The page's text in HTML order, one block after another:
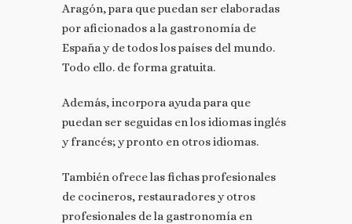
Aragón, para que puedan ser elaboradas
por aficionados a la gastronomía de
España y de todos los países del mundo.
Todo ello. de forma gratuita.
Además, incorpora ayuda para que
puedan ser seguidas en los idiomas inglés
y francés; y pronto en otros idiomas.
También ofrece las fichas profesionales
de cocineros, restauradores y otros
profesionales de la gastronomía en